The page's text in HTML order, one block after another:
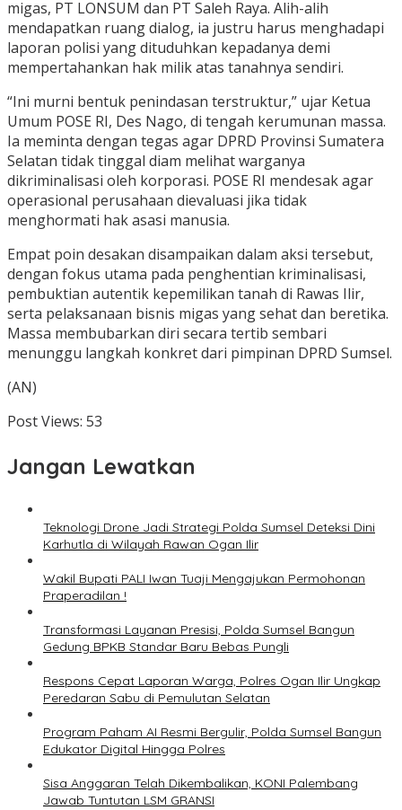
migas, PT LONSUM dan PT Saleh Raya. Alih-alih
mendapatkan ruang dialog, ia justru harus menghadapi
laporan polisi yang dituduhkan kepadanya demi
mempertahankan hak milik atas tanahnya sendiri.
“Ini murni bentuk penindasan terstruktur,” ujar Ketua
Umum POSE RI, Des Nago, di tengah kerumunan massa.
Ia meminta dengan tegas agar DPRD Provinsi Sumatera
Selatan tidak tinggal diam melihat warganya
dikriminalisasi oleh korporasi. POSE RI mendesak agar
operasional perusahaan dievaluasi jika tidak
menghormati hak asasi manusia.
Empat poin desakan disampaikan dalam aksi tersebut,
dengan fokus utama pada penghentian kriminalisasi,
pembuktian autentik kepemilikan tanah di Rawas Ilir,
serta pelaksanaan bisnis migas yang sehat dan beretika.
Massa membubarkan diri secara tertib sembari
menunggu langkah konkret dari pimpinan DPRD Sumsel.
(AN)
Post Views: 53
Jangan Lewatkan
Teknologi Drone Jadi Strategi Polda Sumsel Deteksi Dini
Karhutla di Wilayah Rawan Ogan Ilir
Wakil Bupati PALI Iwan Tuaji Mengajukan Permohonan
Praperadilan !
Transformasi Layanan Presisi, Polda Sumsel Bangun
Gedung BPKB Standar Baru Bebas Pungli
Respons Cepat Laporan Warga, Polres Ogan Ilir Ungkap
Peredaran Sabu di Pemulutan Selatan
Program Paham AI Resmi Bergulir, Polda Sumsel Bangun
Edukator Digital Hingga Polres
Sisa Anggaran Telah Dikembalikan, KONI Palembang
Jawab Tuntutan LSM GRANSI